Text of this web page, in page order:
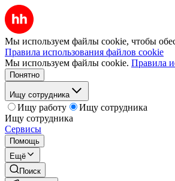
Мы используем файлы cookie, чтобы
Правила использования файлов cookie
Мы используем файлы cookie. Правила
Понятно
Ищу сотрудника
Ищу работу
Ищу сотрудника
Ищу сотрудника
Сервисы
Помощь
Ещё
Поиск